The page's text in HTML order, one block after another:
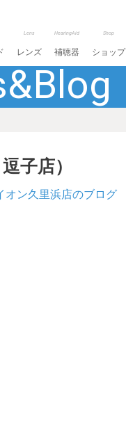
Lens
レンズ
HearingAid
補聴器
Shop
ショップ
子店）
オン久里浜店のブログ